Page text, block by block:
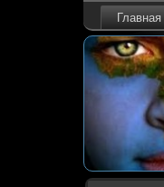
Главная